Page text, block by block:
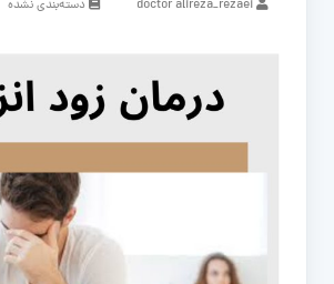
doctor alireza_rezaei دسته‌بندی نشده